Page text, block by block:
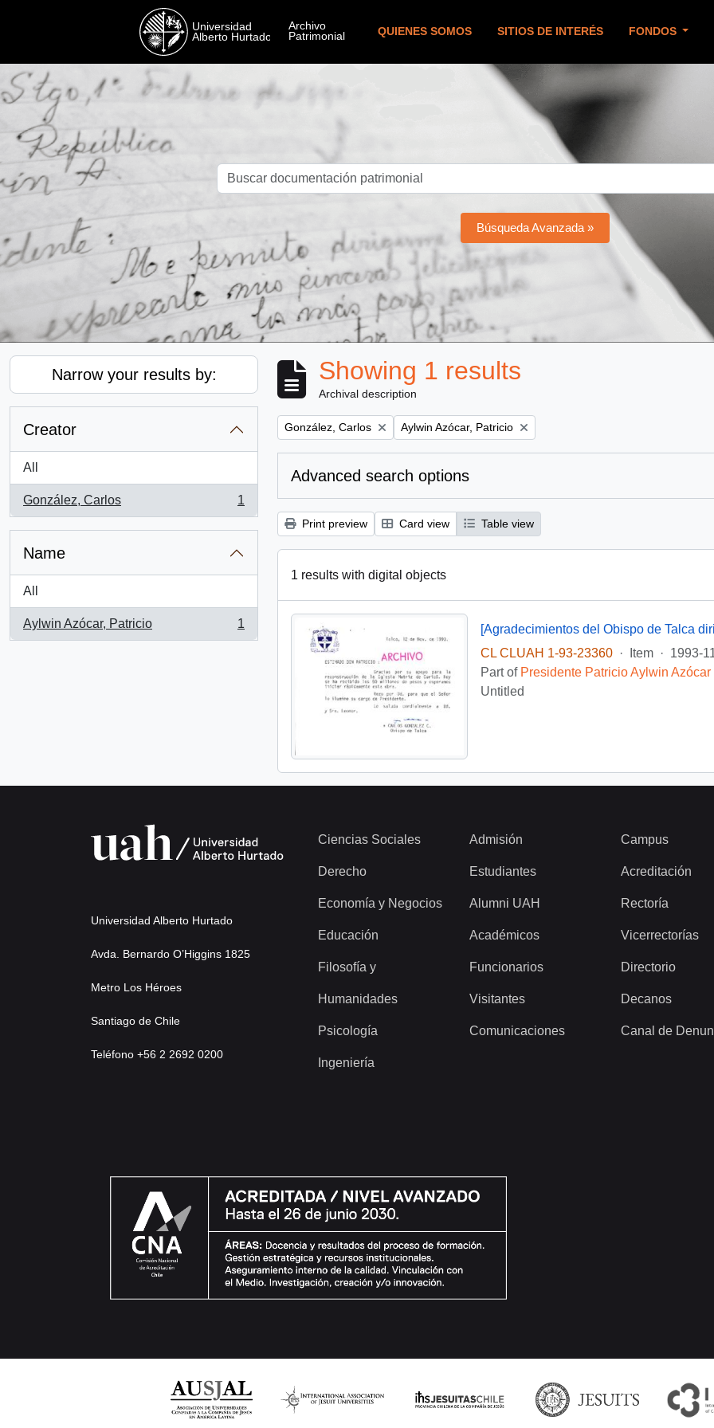
QUIENES SOMOS SITIOS DE INTERÉS FONDOS
Búsqueda Avanzada »
Narrow your results by:
Creator
All
González, Carlos
, 1 results
1
Name
All
Aylwin Azócar, Patricio
, 1 results
1
Showing 1 results
Archival description
Remove filter:
González, Carlos Remove filter:
Aylwin Azócar, Patricio
Advanced search options
Print preview Card view Table view
1 results with digital objects
CL CLUAH 1-93-23360 · Item · 1993-
Part of Presidente Patricio Aylwin
Untitled
Universidad Alberto Hurtado
Avda. Bernardo O’Higgins 1825
Metro Los Héroes
Santiago de Chile
Teléfono +56 2 2692 0200
Ciencias Sociales
Derecho
Economía y Negocios
Educación
Filosofía y
Humanidades
Psicología
Ingeniería
Admisión
Estudiantes
Alumni UAH
Académicos
Funcionarios
Visitantes
Comunicaciones
Campus
Acreditación
Rectoría
Vicerrectorías
Directorio
Decanos
Canal de